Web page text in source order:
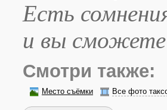
Есть
и вы сможете
Смотри также:
Место съёмки Все фото